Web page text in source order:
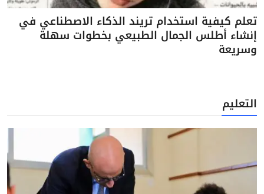
تعلم كيفية استخدام تريند الذكاء الاصطناعي في
إنشاء أطلس الجمال الطبيعي بخطوات سهلة
وسريعة
التعليم